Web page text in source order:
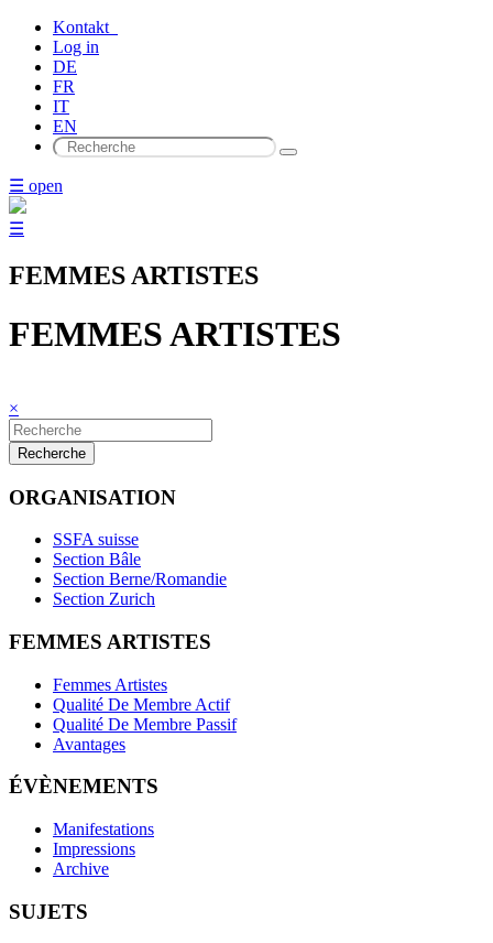
Kontakt
Log in
DE
FR
IT
EN
☰ open
☰
FEMMES ARTISTES
FEMMES ARTISTES
×
Recherche
ORGANISATION
SSFA suisse
Section Bâle
Section Berne/Romandie
Section Zurich
FEMMES ARTISTES
Femmes Artistes
Qualité De Membre Actif
Qualité De Membre Passif
Avantages
ÉVÈNEMENTS
Manifestations
Impressions
Archive
SUJETS